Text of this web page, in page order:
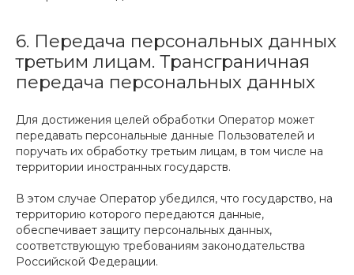
6. Передача персональных данных
третьим лицам. Трансграничная
передача персональных данных
Для достижения целей обработки Оператор может
передавать персональные данные Пользователей и
поручать их обработку третьим лицам, в том числе на
территории иностранных государств.
В этом случае Оператор убедился, что государство, на
территорию которого передаются данные,
обеспечивает защиту персональных данных,
соответствующую требованиям законодательства
Российской Федерации.